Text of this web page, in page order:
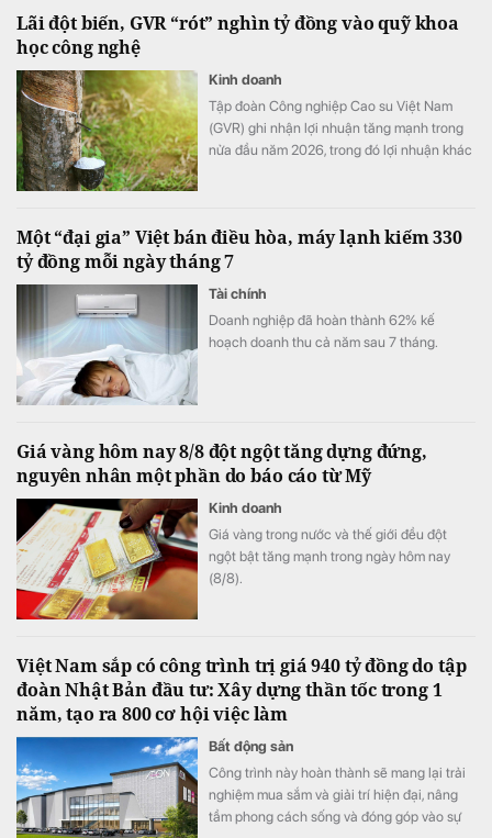
Lãi đột biến, GVR “rót” nghìn tỷ đồng vào quỹ khoa
học công nghệ
Kinh doanh
Tập đoàn Công nghiệp Cao su Việt Nam
(GVR) ghi nhận lợi nhuận tăng mạnh trong
nửa đầu năm 2026, trong đó lợi nhuận khác
khoa học và công nghệ của tập đoàn lên
hơn 1.710 tỷ đồng.
Một “đại gia” Việt bán điều hòa, máy lạnh kiếm 330
tỷ đồng mỗi ngày tháng 7
Tài chính
Doanh nghiệp đã hoàn thành 62% kế
hoạch doanh thu cả năm sau 7 tháng.
Giá vàng hôm nay 8/8 đột ngột tăng dựng đứng,
nguyên nhân một phần do báo cáo từ Mỹ
Kinh doanh
Giá vàng trong nước và thế giới đều đột
ngột bật tăng mạnh trong ngày hôm nay
(8/8).
Việt Nam sắp có công trình trị giá 940 tỷ đồng do tập
đoàn Nhật Bản đầu tư: Xây dựng thần tốc trong 1
năm, tạo ra 800 cơ hội việc làm
Bất động sản
Công trình này hoàn thành sẽ mang lại trải
nghiệm mua sắm và giải trí hiện đại, nâng
tầm phong cách sống và đóng góp vào sự